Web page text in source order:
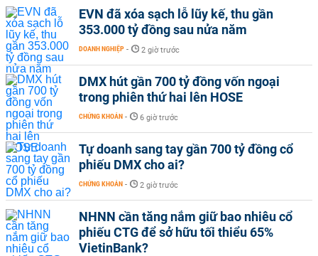
EVN đã xóa sạch lỗ lũy kế, thu gần
353.000 tỷ đồng sau nửa năm
DOANH NGHIỆP - 2 giờ trước
DMX hút gần 700 tỷ đồng vốn ngoại
trong phiên thứ hai lên HOSE
CHỨNG KHOÁN - 6 giờ trước
Tự doanh sang tay gần 700 tỷ đồng cổ
phiếu DMX cho ai?
CHỨNG KHOÁN - 2 giờ trước
NHNN cần tăng nắm giữ bao nhiêu cổ
phiếu CTG để sở hữu tối thiểu 65%
VietinBank?